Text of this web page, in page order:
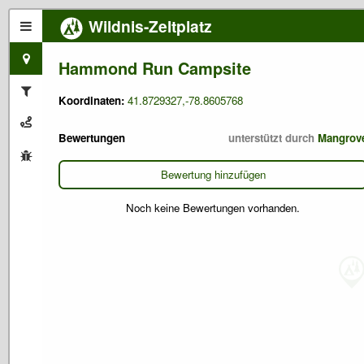
Wildnis-Zeltplatz
Hammond Run Campsite
Koordinaten: 41.8729327,-78.8605768
Bewertungen unterstützt durch
Bewertung hinzufügen
Noch keine Bewertungen vorhanden.